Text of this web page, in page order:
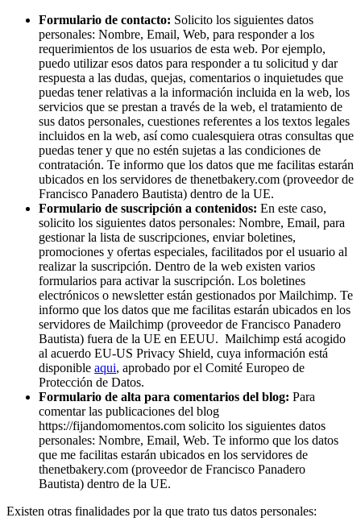
Formulario de contacto: Solicito los siguientes datos
personales: Nombre, Email, Web, para responder a los
requerimientos de los usuarios de esta web. Por ejemplo,
puedo utilizar esos datos para responder a tu solicitud y dar
respuesta a las dudas, quejas, comentarios o inquietudes que
puedas tener relativas a la información incluida en la web, los
servicios que se prestan a través de la web, el tratamiento de
sus datos personales, cuestiones referentes a los textos legales
incluidos en la web, así como cualesquiera otras consultas que
puedas tener y que no estén sujetas a las condiciones de
contratación. Te informo que los datos que me facilitas estarán
ubicados en los servidores de thenetbakery.com (proveedor de
Francisco Panadero Bautista) dentro de la UE.
Formulario de suscripción a contenidos: En este caso,
solicito los siguientes datos personales: Nombre, Email, para
gestionar la lista de suscripciones, enviar boletines,
promociones y ofertas especiales, facilitados por el usuario al
realizar la suscripción. Dentro de la web existen varios
formularios para activar la suscripción. Los boletines
electrónicos o newsletter están gestionados por Mailchimp. Te
informo que los datos que me facilitas estarán ubicados en los
servidores de Mailchimp (proveedor de Francisco Panadero
Bautista) fuera de la UE en EEUU. Mailchimp está acogido
al acuerdo EU-US Privacy Shield, cuya información está
disponible aqui, aprobado por el Comité Europeo de
Protección de Datos.
Formulario de alta para comentarios del blog: Para
comentar las publicaciones del blog
https://fijandomomentos.com solicito los siguientes datos
personales: Nombre, Email, Web. Te informo que los datos
que me facilitas estarán ubicados en los servidores de
thenetbakery.com (proveedor de Francisco Panadero
Bautista) dentro de la UE.
Existen otras finalidades por la que trato tus datos personales: